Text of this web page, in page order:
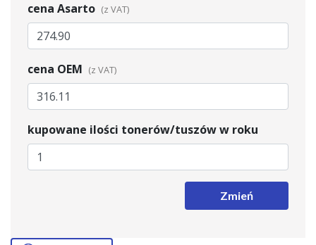
cena Asarto
cena OEM
kupowane ilości tonerów/tuszów w roku
Zmień